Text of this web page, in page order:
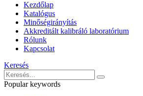
Kezdőlap
Katalógus
Minőségirányítás
Akkreditált kalibráló laboratórium
Rólunk
Kapcsolat
Keresés
Popular keywords